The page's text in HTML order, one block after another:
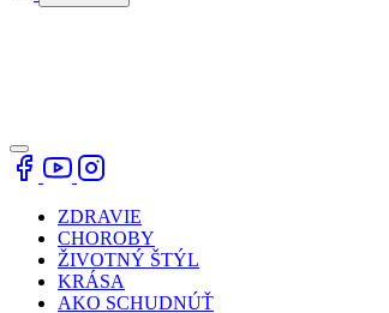
ZDRAVIE
CHOROBY
ŽIVOTNÝ ŠTÝL
KRÁSA
AKO SCHUDNÚŤ